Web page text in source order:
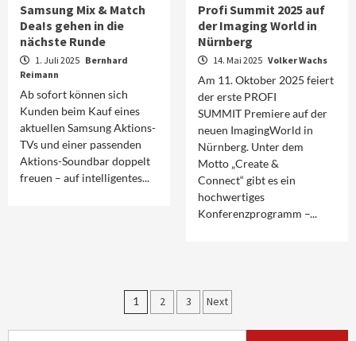
Samsung Mix & Match
Dea!s gehen in die
nächste Runde
1. Juli 2025 Bernhard
Reimann
Ab sofort können sich
Kunden beim Kauf eines
aktuellen Samsung Aktions-
TVs und einer passenden
Aktions-Soundbar doppelt
freuen – auf intelligentes...
Profi Summit 2025 auf
der Imaging World in
Nürnberg
14. Mai 2025 Volker Wachs
Am 11. Oktober 2025 feiert
der erste PROFI
SUMMIT Premiere auf der
neuen ImagingWorld in
Nürnberg. Unter dem
Motto „Create &
Connect“ gibt es ein
hochwertiges
Konferenzprogramm –...
Seitennummerierung
der
1 2 3 Next
Marantz erweitert sein Heimkino-
Portfolio mit der neue CINEMA Serie 2